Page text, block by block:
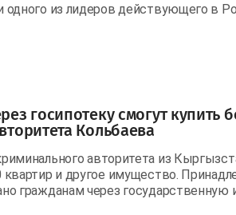
одного из лидеров действующего в
госипотеку смогут купить
Кольбаева
авторитета из
квартир и другое имущество.
гражданам через государственную